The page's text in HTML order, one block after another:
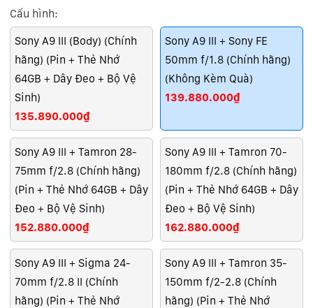
Cấu hình:
Sony A9 III (Body) (Chính
hãng) (Pin + Thẻ Nhớ
64GB + Dây Đeo + Bộ Vệ
Sinh)
135.890.000₫
Sony A9 III + Sony FE
50mm f/1.8 (Chính hãng)
(Không Kèm Quà)
139.880.000₫
Sony A9 III + Tamron 28-
75mm f/2.8 (Chính hãng)
(Pin + Thẻ Nhớ 64GB + Dây
Đeo + Bộ Vệ Sinh)
152.880.000₫
Sony A9 III + Tamron 70-
180mm f/2.8 (Chính hãng)
(Pin + Thẻ Nhớ 64GB + Dây
Đeo + Bộ Vệ Sinh)
162.880.000₫
Sony A9 III + Sigma 24-
70mm f/2.8 II (Chính
hãng) (Pin + Thẻ Nhớ
Sony A9 III + Tamron 35-
150mm f/2-2.8 (Chính
hãng) (Pin + Thẻ Nhớ